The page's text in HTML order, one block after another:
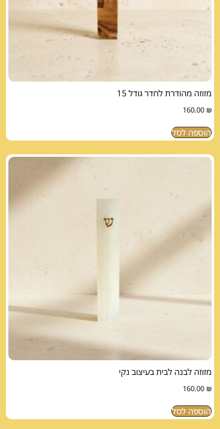
מזוזה מהודרת לחדר גודל 15
160.00 ₪
הוספה לסל
מזוזה לבנה לבית בעיצוב נקי
160.00 ₪
הוספה לסל